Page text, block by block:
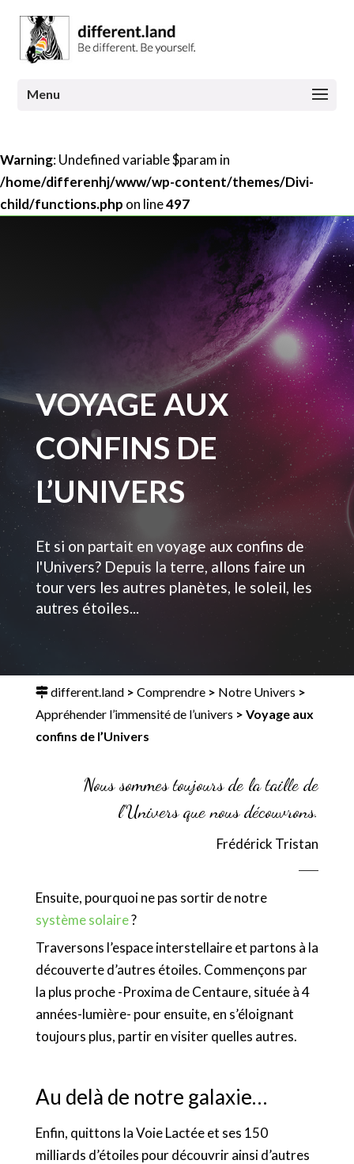
Warning: Undefined variable $param in
/home/differenhj/www/wp-content/themes/Divi-
child/functions.php on line497
VOYAGE AUX
CONFINS DE
L’UNIVERS
Et si on partait en voyage aux confins de
l'Univers? Depuis la terre, allons faire un
tour vers les autres planètes, le soleil, les
autres étoiles...
different.land> Comprendre> Notre Univers >
Appréhender l’immensité de l’univers > Voyage aux
confins de l’Univers
Nous sommes toujours de la taille de
l’Univers que nous découvrons.
Frédérick Tristan
Ensuite, pourquoi ne pas sortir de notre
système solaire?
Traversons l’espace interstellaire et partons à la
découverte d’autres étoiles. Commençons par
la plus proche -Proxima de Centaure, située à 4
années-lumière- pour ensuite, en s’éloignant
toujours plus, partir en visiter quelles autres.
Au delà de notre galaxie…
Enfin, quittons la Voie Lactée et ses 150
milliards d’étoiles pour découvrir ainsi d’autres